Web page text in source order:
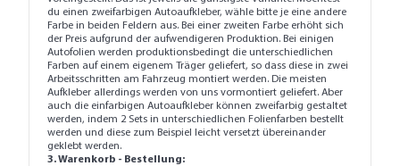
du einen zweifarbigen Autoaufkleber, wähle bitte je eine andere
Farbe in beiden Feldern aus. Bei einer zweiten Farbe erhöht sich
der Preis aufgrund der aufwendigeren Produktion. Bei einigen
Autofolien werden produktionsbedingt die unterschiedlichen
Farben auf einem eigenem Träger geliefert, so dass diese in zwei
Arbeitsschritten am Fahrzeug montiert werden. Die meisten
Aufkleber allerdings werden von uns vormontiert geliefert. Aber
auch die einfarbigen Autoaufkleber können zweifarbig gestaltet
werden, indem 2 Sets in unterschiedlichen Folienfarben bestellt
werden und diese zum Beispiel leicht versetzt übereinander
geklebt werden.
3. Warenkorb - Bestellung: